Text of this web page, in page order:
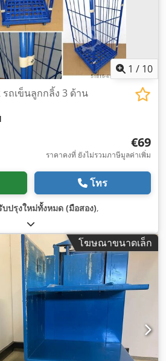
1 / 10
รถเข็นลูกกลิ้ง 3 ด้าน
€69
ราคาคงที่ ยังไม่รวมภาษีมูลค่าเพิ่ม
โทร
บปรุงใหม่ทั้งหมด (มือสอง),
โฆษณาขนาดเล็ก